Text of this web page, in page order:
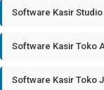
Software Kasir
Software Kasir Toko
Software Kasir Toko